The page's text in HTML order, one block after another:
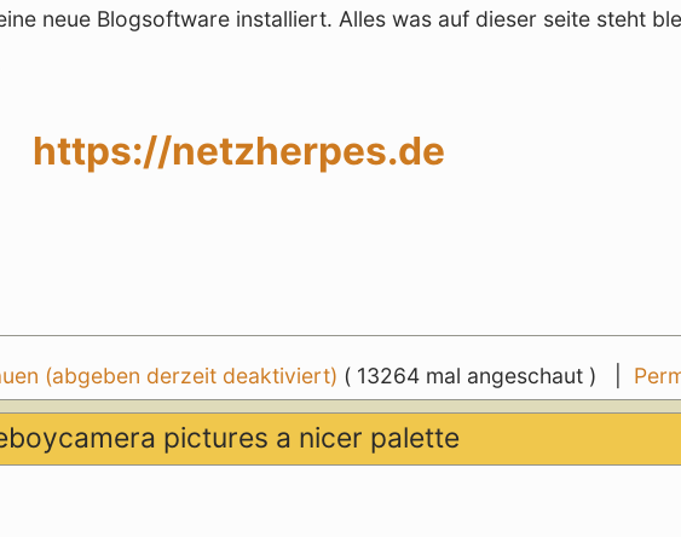
neue Blogsoftware installiert. Alles was auf dieser seite steht
https://netzherpes.de
(abgeben derzeit deaktiviert) ( 13264 mal angeschaut ) |
pictures a nicer palette